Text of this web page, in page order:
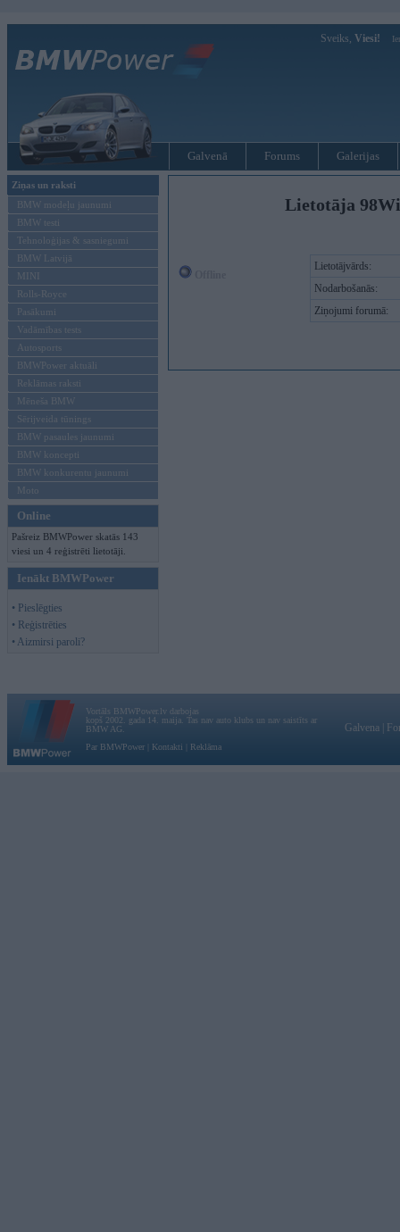
Sveiks, Viesi!
Galvenā Forums Galerijas
Ziņas un raksti
BMW modeļu jaunumi
BMW testi
Tehnoloģijas & sasniegumi
BMW Latvijā
MINI
Rolls-Royce
Pasākumi
Vadāmības tests
Autosports
BMWPower aktuāli
Reklāmas raksti
Mēneša BMW
Sērijveida tūnings
BMW pasaules jaunumi
BMW koncepti
BMW konkurentu jaunumi
Moto
Online
Pašreiz BMWPower skatās 143
viesi un 4 reģistrēti lietotāji.
Ienākt BMWPower
• Pieslēgties
• Reģistrēties
• Aizmirsi paroli?
Lietotāja
Lietotājvārds:
Nodarbošanās:
Ziņojumi forumā:
Vortāls BMWPower.lv darbojas
kopš 2002. gada 14. maija. Tas nav auto klubs un nav saistīts ar
BMW AG.
Par BMWPower
Kontakti Reklāma
Galvena